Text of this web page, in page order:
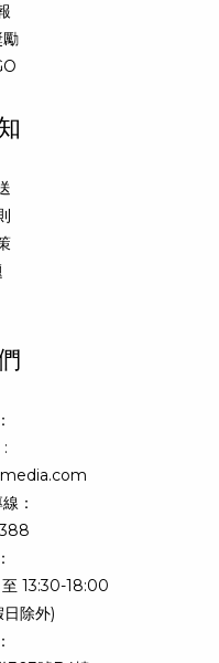
勵
：
13:30-18:00
除外)